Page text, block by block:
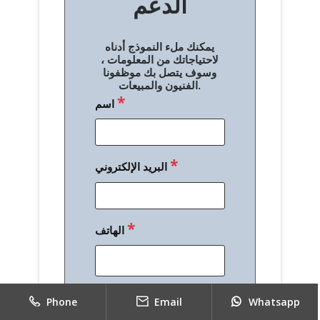
يمكنك ملء النموذج أدناه
لاحتياجاتك من المعلومات ،
وسوف يتصل بك موظفونا
الفنيون والمبيعات.
اسم*
البريد الإلكتروني*
الهاتف*
Phone Email Whatsapp